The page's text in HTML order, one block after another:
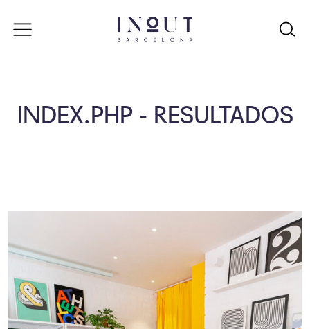
INDEX.PHP - RESULTADOS